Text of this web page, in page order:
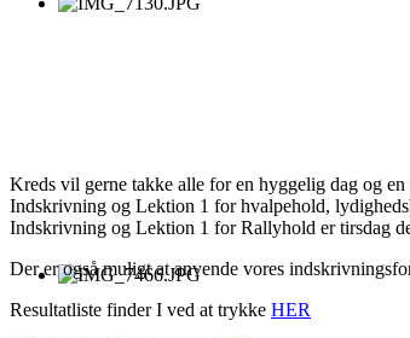
Kreds vil gerne takke alle for en hyggelig dag og
Indskrivning og Lektion 1 for hvalpehold,
Indskrivning og Lektion 1 for Rallyhold er tirsdag
Der er også muligt at anvende vores
Resultatliste finder I ved at trykke HER